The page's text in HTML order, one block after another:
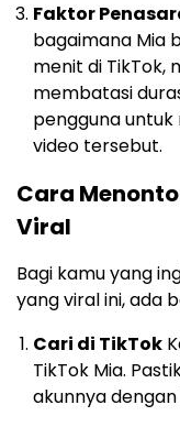
Faktor
bagaimana Mia
menit di TikTok,
membatasi
pengguna
video tersebut.
Cara
Viral
Bagi kamu yang
yang viral ini, ada
Cari di TikTok
TikTok Mia.
akunnya